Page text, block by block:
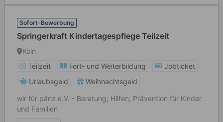
Sofort-Bewerbung
Springerkraft Kindertagespflege Teilzeit
Köln
Teilzeit
Fort- und Weiterbildung
Jobticket
Urlaubsgeld
Weihnachtsgeld
wir für pänz e.V. - Beratung; Hilfen; Prävention für Kinder
und Familien